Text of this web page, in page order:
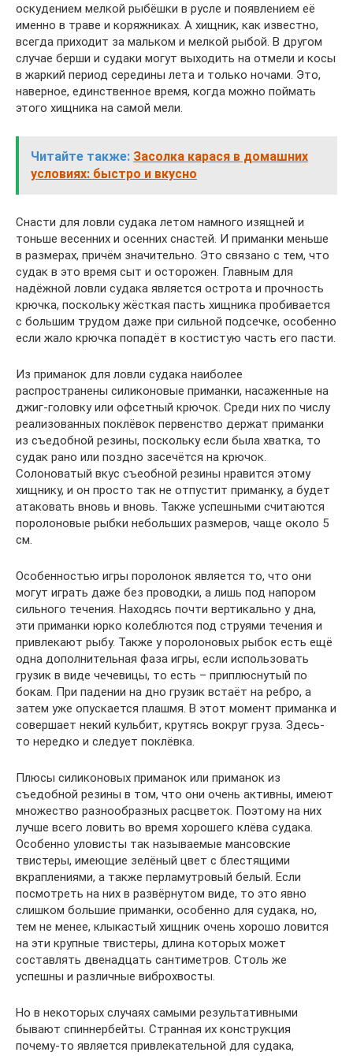
оскудением мелкой рыбёшки в русле и появлением её
именно в траве и коряжниках. А хищник, как известно,
всегда приходит за мальком и мелкой рыбой. В другом
случае берши и судаки могут выходить на отмели и косы
в жаркий период середины лета и только ночами. Это,
наверное, единственное время, когда можно поймать
этого хищника на самой мели.
Читайте также: Засолка карася в домашних
условиях: быстро и вкусно
Снасти для ловли судака летом намного изящней и
тоньше весенних и осенних снастей. И приманки меньше
в размерах, причём значительно. Это связано с тем, что
судак в это время сыт и осторожен. Главным для
надёжной ловли судака является острота и прочность
крючка, поскольку жёсткая пасть хищника пробивается
с большим трудом даже при сильной подсечке, особенно
если жало крючка попадёт в костистую часть его пасти.
Из приманок для ловли судака наиболее
распространены силиконовые приманки, насаженные на
джиг-головку или офсетный крючок. Среди них по числу
реализованных поклёвок первенство держат приманки
из съедобной резины, поскольку если была хватка, то
судак рано или поздно засечётся на крючок.
Солоноватый вкус съеобной резины нравится этому
хищнику, и он просто так не отпустит приманку, а будет
атаковать вновь и вновь. Также успешными считаются
поролоновые рыбки небольших размеров, чаще около 5
см.
Особенностью игры поролонок является то, что они
могут играть даже без проводки, а лишь под напором
сильного течения. Находясь почти вертикально у дна,
эти приманки юрко колеблются под струями течения и
привлекают рыбу. Также у поролоновых рыбок есть ещё
одна дополнительная фаза игры, если использовать
грузик в виде чечевицы, то есть – приплюснутый по
бокам. При падении на дно грузик встаёт на ребро, а
затем уже опускается плашмя. В этот момент приманка и
совершает некий кульбит, крутясь вокруг груза. Здесь-
то нередко и следует поклёвка.
Плюсы силиконовых приманок или приманок из
съедобной резины в том, что они очень активны, имеют
множество разнообразных расцветок. Поэтому на них
лучше всего ловить во время хорошего клёва судака.
Особенно уловисты так называемые мансовские
твистеры, имеющие зелёный цвет с блестящими
вкраплениями, а также перламутровый белый. Если
посмотреть на них в развёрнутом виде, то это явно
слишком большие приманки, особенно для судака, но,
тем не менее, клыкастый хищник очень хорошо ловится
на эти крупные твистеры, длина которых может
составлять двенадцать сантиметров. Столь же
успешны и различные виброхвосты.
Но в некоторых случаях самыми результативными
бывают спиннербейты. Странная их конструкция
почему-то является привлекательной для судака,